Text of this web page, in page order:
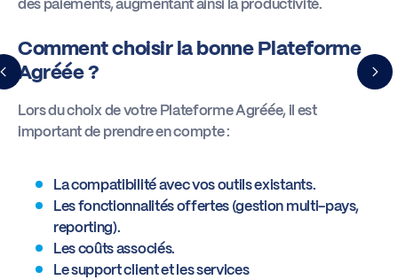
des paiements, augmentant ainsi la productivité.
Comment choisir la bonne Plateforme
Agréée ?
Lors du choix de votre Plateforme Agréée, il est
important de prendre en compte :
La compatibilité avec vos outils existants.
Les fonctionnalités offertes (gestion multi-pays,
reporting).
Les coûts associés.
Le support client et les services